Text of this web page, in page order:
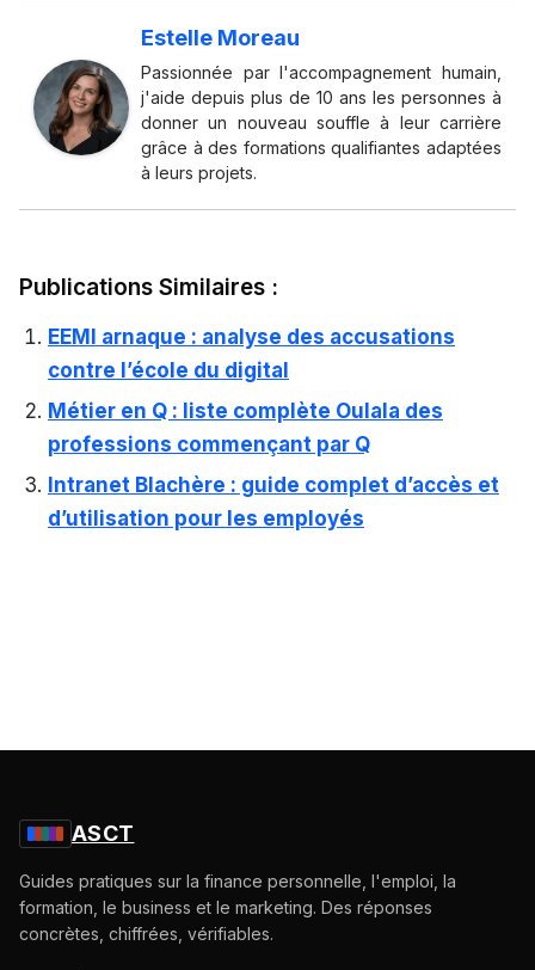
Estelle Moreau
Passionnée par l'accompagnement humain,
j'aide depuis plus de 10 ans les personnes à
donner un nouveau souffle à leur carrière
grâce à des formations qualifiantes adaptées
à leurs projets.
Publications Similaires :
EEMI arnaque : analyse des accusations
contre l’école du digital
Métier en Q : liste complète Oulala des
professions commençant par Q
Intranet Blachère : guide complet d’accès et
d’utilisation pour les employés
ASCT
Guides pratiques sur la finance personnelle, l'emploi, la
formation, le business et le marketing. Des réponses
concrètes, chiffrées, vérifiables.